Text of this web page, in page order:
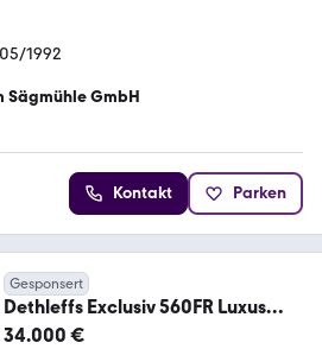
1992
Sägmühle GmbH
Kontakt Parken
Gesponsert
Dethleffs Exclusiv 560FR Luxus
Wohnwagen
34.000 €